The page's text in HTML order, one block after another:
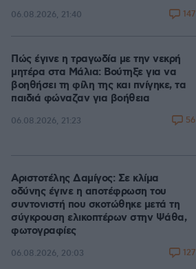
06.08.2026, 21:40 147
Πώς έγινε η τραγωδία με την νεκρή
μητέρα στα Μάλια: Βούτηξε για να
βοηθήσει τη φίλη της και πνίγηκε, τα
παιδιά φώναζαν για βοήθεια
06.08.2026, 21:23 56
Αριστοτέλης Δαμίγος: Σε κλίμα
οδύνης έγινε η αποτέφρωση του
συντονιστή που σκοτώθηκε μετά τη
σύγκρουση ελικοπτέρων στην Ψάθα,
φωτογραφίες
06.08.2026, 20:03 127